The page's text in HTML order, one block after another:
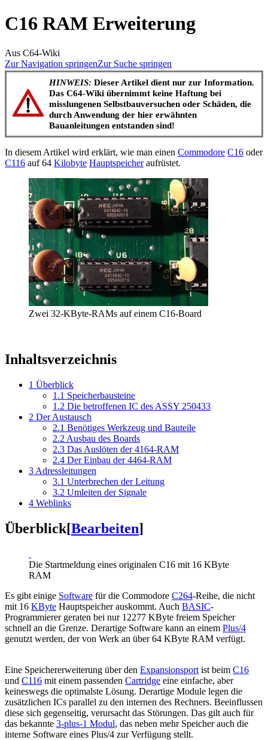
C16 RAM Erweiterung
Aus C64-Wiki
Zur Navigation springenZur Suche springen
HINWEIS: Dieser Artikel dient nur zur Information.
Das C64-Wiki übernimmt keine Haftung bei
misslungenen Selbstbauversuchen oder Schäden, die
durch Anwendung der hier erwähnten
Bauanleitungen entstanden sind!
In diesem Artikel wird erklärt, wie man einen Commodore C16 oder
C116 auf 64 Kilobyte Hauptspeicheraufrüstet.
Zwei 32-KByte-RAMs auf einem C16-Board
Inhaltsverzeichnis
1 Überblick
1.1 Speicherbausteine
1.2 Die betroffenen IC des ASSY 250433
2 Der Austausch
2.1 Benötiges Werkzeug und Bauteile
2.2 Ausbau des Boards
2.3 Das Auslöten der 4164-RAM
2.4 Der Einbau der 4464-RAM
3 Adressleitungen
3.1 Unterbrechen der Leitung
3.2 Umleiten der Signale
4 Weblinks
Überblick[Bearbeiten]
Die Startmeldung eines originalen C16 mit 16 KByte
RAM
Es gibt einige Software für die Commodore C264-Reihe, die nicht
mit 16 KByte Hauptspeicher auskommt. Auch BASIC-
Programmierer geraten bei nur 12277 KByte freiem Speicher
schnell an die Grenze. Derartige Software kann an einem Plus/4
genutzt werden, der von Werk an über 64 KByte RAM verfügt.
Eine Speichererweiterung über den Expansionsport ist beim C16
und C116 mit einem passenden Cartridge eine einfache, aber
keineswegs die optimalste Lösung. Derartige Module legen die
zusätzlichen ICs parallel zu den internen des Rechners. Beeinflussen
diese sich gegenseitig, verursacht das Störungen. Das gilt auch für
das bekannte 3-plus-1 Modul, das neben mehr Speicher auch die
interne Software eines Plus/4 zur Verfügung stellt.